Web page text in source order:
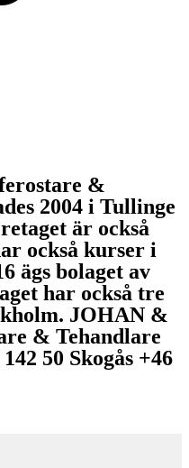
&
2004 i Tullinge
är också
också kurser i
ägs bolaget av
har också tre
JOHAN &
& Tehandlare
50 Skogås +46